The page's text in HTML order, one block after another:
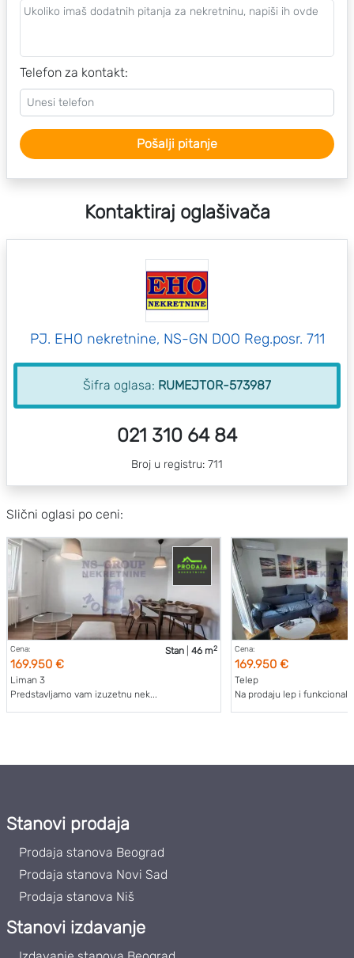
Telefon za kontakt:
Pošalji pitanje
Kontaktiraj oglašivača
PJ. EHO nekretnine, NS-GN DOO Reg.posr. 711
Šifra oglasa: RUMEJTOR-573987
021 310 64 84
Broj u registru: 711
Slični oglasi po ceni:
Cena:
169.950 €
Stan 46 m2
Liman 3
Predstavljamo vam izuzetnu nek...
Cena:
169.950 €
Telep
Na prodaju lep i
Stanovi prodaja
Prodaja stanova Beograd
Prodaja stanova Novi Sad
Prodaja stanova Niš
Stanovi izdavanje